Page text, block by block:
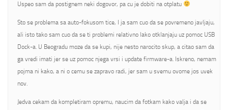
Uspeo sam da postignem neki dogovor, pa cu je dobiti na otplatu
Sto se problema sa auto-fokusom tice, I ja sam cuo da se povremeno javljaju,
ali isto tako sam cuo da se ti problemi relativno lako otklanjaju uz pomoc USB
Dock-a. U Beogradu moze da se kupi, nije nesto narocito skup, a citao sam da
ga vredi imati jer se uz pomoc njega vrsi i update firmware-a. Iskreno, nemam
pojma ni kako, a ni o cemu se zapravo radi, jer sam u svemu ovome jos uvek
nov.
Jedva cekam da kompletiram opremu, naucim da fotkam kako valja i da se